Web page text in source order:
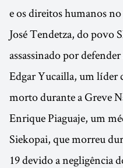
e os direitos humanos
José Tendetza, do povo
assassinado por defender
Edgar Yucailla, um líder
morto durante a Greve
Enrique Piaguaje, um
Siekopai, que morreu
19 devido a negligência